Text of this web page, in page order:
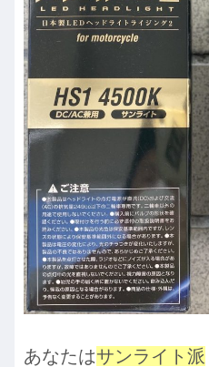
あなたはサンライト派